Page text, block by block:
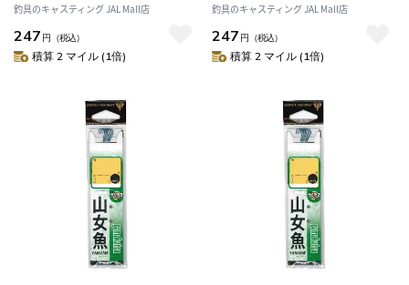
釣具のキャスティング JAL Mall店
247 円 （税込）
積算 2 マイル (1倍)
釣具のキャスティング JAL Mall店
247 円 （税込）
積算 2 マイル (1倍)